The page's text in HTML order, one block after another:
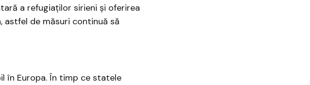
a refugiaților sirieni și oferirea
astfel de măsuri continuă să
în Europa. În timp ce statele